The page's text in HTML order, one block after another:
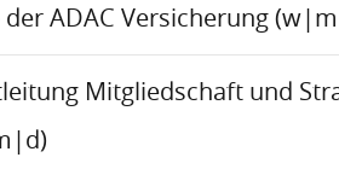
ADAC Versicherung
Mitgliedschaft und